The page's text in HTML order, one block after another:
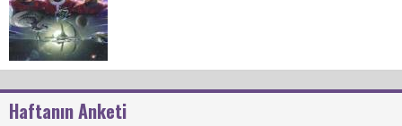
Haftanın Anketi